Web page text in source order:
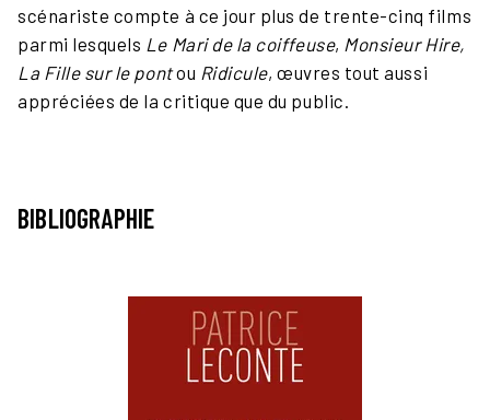
scénariste compte à ce jour plus de trente-cinq films
parmi lesquels Le Mari de la coiffeuse, Monsieur Hire,
La Fille sur le pontou Ridicule, œuvres tout aussi
appréciées de la critique que du public.
BIBLIOGRAPHIE